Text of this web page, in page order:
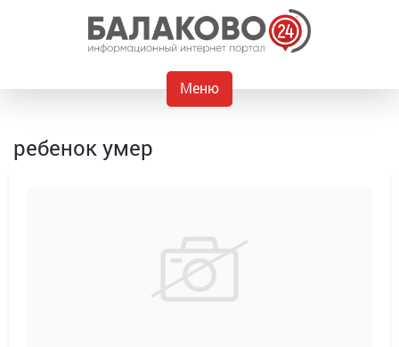
Меню
ребенок умер